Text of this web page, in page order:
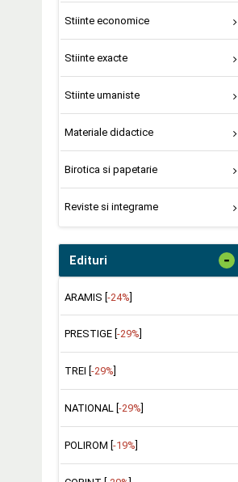
Stiinte economice
Stiinte exacte
Stiinte umaniste
Materiale didactice
Birotica si papetarie
Reviste si integrame
Edituri -
ARAMIS [-24%]
PRESTIGE [ -29%
TREI [ -29%
NATIONAL [ -29%
POLIROM [ -19%